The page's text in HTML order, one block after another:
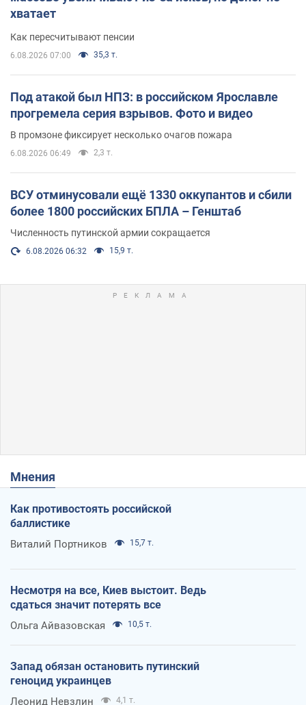
хватает
Как пересчитывают пенсии
6.08.2026 07:00 35,3 т.
Под атакой был НПЗ: в российском Ярославле
прогремела серия взрывов. Фото и видео
В промзоне фиксирует несколько очагов пожара
6.08.2026 06:49 2,3 т.
ВСУ отминусовали ещё 1330 оккупантов и сбили
более 1800 российских БПЛА – Генштаб
Численность путинской армии сокращается
6.08.2026 06:32 15,9 т.
Мнения
Как противостоять российской
баллистике
Виталий Портников 15,7 т.
Несмотря на все, Киев выстоит. Ведь
сдаться значит потерять все
Ольга Айвазовская 10,5 т.
Запад обязан остановить путинский
геноцид украинцев
Леонид Невзлин 4,1 т.